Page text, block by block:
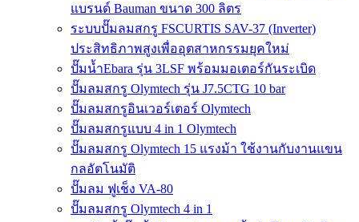
แบรนด์ Bauman ขนาด 300 ลิตร
ระบบปั๊มลมสกรู FSCURTIS SAV-37 (Inverter)
ประสิทธิภาพสูงเพื่ออุตสาหกรรมยุคใหม่
ปั๊มน้ำEbara รุ่น 3LSF พร้อมมอเตอร์กันระเบิด
ปั๊มลมสกรู Olymtech รุ่น J7.5CTG 10 bar
ปั๊มลมสกรูอินเวอร์เตอร์ Olymtech
ปั๊มลมสกรูแบบ 4 in 1 Olymtech
ปั๊มลมสกรู Olymtech 15 แรงม้า ใช้งานกับงานแขน
กลอัตโนมัติ
ปั๊มลม ฟูเช็ง VA-80
ปั๊มลมสกรู Olymtech 4 in 1